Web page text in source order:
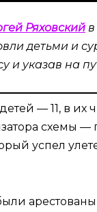
Ряховский
детьми и
и указав на
— 11, в их
схемы —
успел